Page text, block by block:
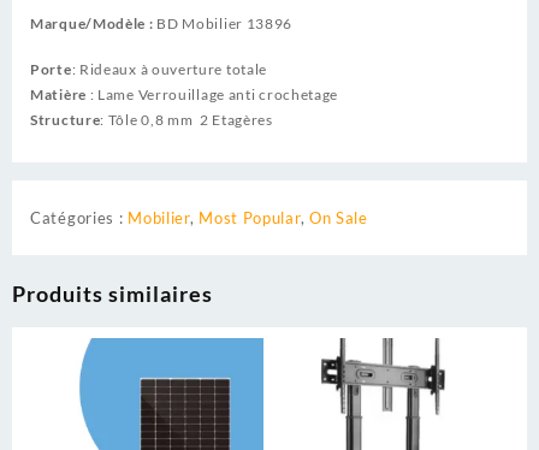
Marque/Modèle : BD Mobilier 13896
Porte: Rideaux à ouverture totale
Matière : Lame Verrouillage anti crochetage
Structure: Tôle 0,8 mm 2 Etagères
Catégories : Mobilier, Most Popular, On Sale
Produits similaires